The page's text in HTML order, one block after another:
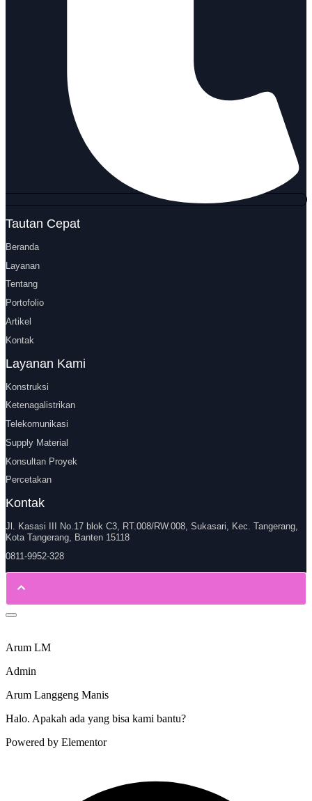
Tautan Cepat
Beranda
Layanan
Tentang
Portofolio
Artikel
Kontak
Layanan Kami
Konstruksi
Ketenagalistrikan
Telekomunikasi
Supply Material
Konsultan Proyek
Percetakan
Kontak
Jl. Kasasi III No.17 blok C3, RT.008/RW.008, Sukasari, Kec. Tangerang,
Kota Tangerang, Banten 15118
0811-9952-328
Arum LM
Admin
Arum Langgeng Manis
Halo. Apakah ada yang bisa kami bantu?
Powered by Elementor